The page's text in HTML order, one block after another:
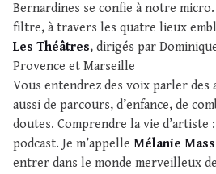
Bernardines se confie à notre
filtre, à travers les quatre lieux
Les Théâtres, dirigés par
Provence et Marseille
Vous entendrez des voix parler des
aussi de parcours, d’enfance, de
doutes. Comprendre la vie d’artiste
podcast. Je m’appelle Mélanie
entrer dans le monde merveilleux